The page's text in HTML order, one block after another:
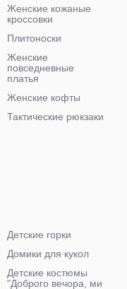
Женские кожаные
кроссовки
Плитоноски
Женские
повседневные
платья
Женские кофты
Тактические рюкзаки
Детские горки
Домики для кукол
Детские костюмы
"Доброго вечора, ми